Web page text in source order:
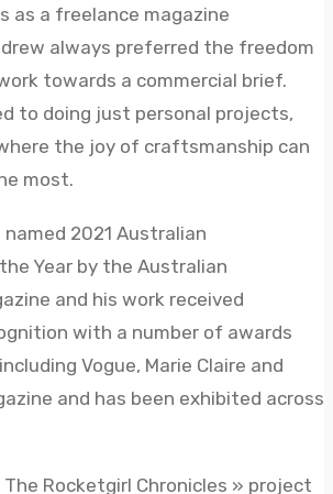
as a freelance magazine
always preferred the freedom
towards a commercial brief.
to doing just personal projects,
the joy of craftsmanship can
most.
2021 Australian
Year by the Australian
and his work received
with a number of awards
Vogue, Marie Claire and
and has been exhibited across
Rocketgirl Chronicles » project